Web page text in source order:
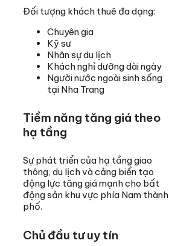
Đối tượng khách thuê đa dạng:
Chuyên gia
Kỹ sư
Nhân sự du lịch
Khách nghỉ dưỡng dài ngày
Người nước ngoài sinh sống
tại Nha Trang
Tiềm năng tăng giá theo
hạ tầng
Sự phát triển của hạ tầng giao
thông, du lịch và cảng biển tạo
động lực tăng giá mạnh cho bất
động sản khu vực phía Nam thành
phố.
Chủ đầu tư uy tín